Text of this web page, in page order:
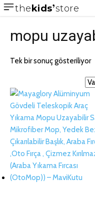
thekids store
mopu
Tek bir sonuç gösteriliyor